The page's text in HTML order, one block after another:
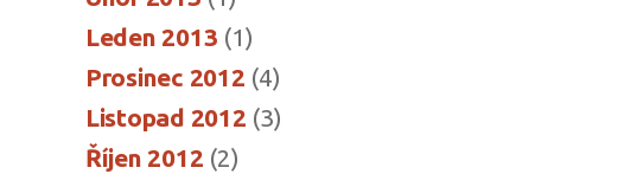
Leden 2013 (1)
Prosinec 2012 (4)
Listopad 2012 (3)
Říjen 2012 (2)